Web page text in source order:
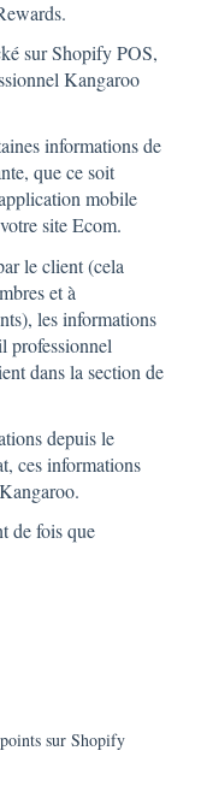
sur Shopify POS,
Kangaroo
informations de
que ce soit
mobile
site Ecom.
le client (cela
et à
les informations
professionnel
dans la section de
depuis le
ces informations
de fois que
sur Shopify